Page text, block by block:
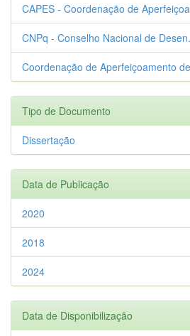
CAPES - Coordenação de
CNPq - Conselho Nacional de
Coordenação de Aperfeiçoamento
Tipo de Documento
Dissertação
Data de Publicação
2020
2018
2024
Data de Disponibilização